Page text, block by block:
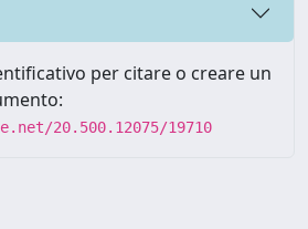
per citare o creare un
20.500.12075/19710